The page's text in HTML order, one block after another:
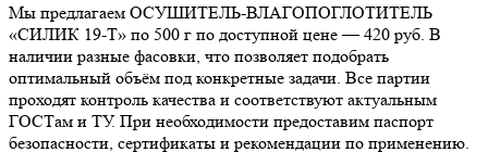
Мы предлагаем ОСУШИТЕЛЬ-ВЛАГОПОГЛОТИТЕЛЬ
«СИЛИК 19-Т» по 500 г по доступной цене — 420 руб. В
наличии разные фасовки, что позволяет подобрать
оптимальный объём под конкретные задачи. Все партии
проходят контроль качества и соответствуют актуальным
ГОСТам и ТУ. При необходимости предоставим паспорт
безопасности, сертификаты и рекомендации по применению.